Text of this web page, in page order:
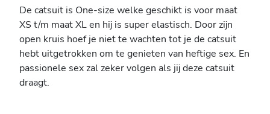
De catsuit is One-size welke geschikt is voor maat
XS t/m maat XL en hij is super elastisch. Door zijn
open kruis hoef je niet te wachten tot je de catsuit
hebt uitgetrokken om te genieten van heftige sex. En
passionele sex zal zeker volgen als jij deze catsuit
draagt.